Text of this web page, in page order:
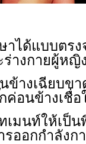
ได้แบบตรง
ร่างกายผู้หญิ
างเฉียบข
ค่อนข้างเชื่อ
เมนท์ให้เป็
ออกกำลังก